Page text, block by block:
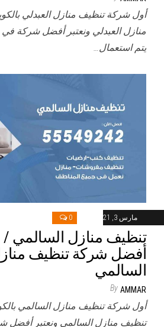
أول شركة تنظيف منازل العبدلي
منازل العبدلي ونعتبر أفضل شركة
يتم استعمال…
مارس 3, 2021 0
أفضل شركة تنظيف
السالمي
By AMMAR
أول شركة تنظيف منازل السالمي
تنظيف منازل السالمي ونعتبر